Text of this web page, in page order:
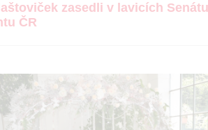
zasedli v lavicích Senátu
ČR